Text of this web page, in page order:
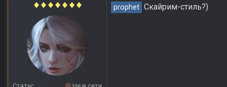
prophet Скайрим-стиль?)